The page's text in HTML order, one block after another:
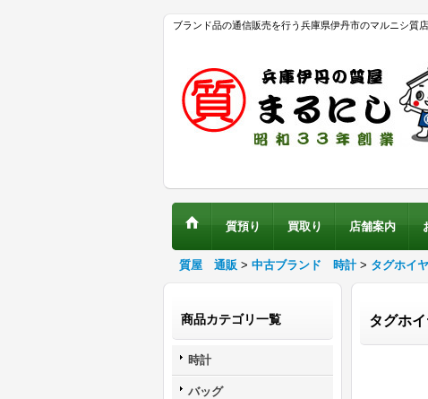
ブランド品の通信販売を行う兵庫県伊丹市のマルニシ質
質預り 買取り 店舗案内
質屋 通販 > 中古ブランド 時計 > タグホイ
商品カテゴリ一覧
時計
バッグ
タグホ